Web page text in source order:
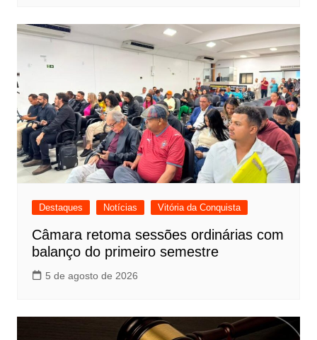
Destaques Notícias Vitória da Conquista
Câmara retoma sessões ordinárias com
balanço do primeiro semestre
5 de agosto de 2026